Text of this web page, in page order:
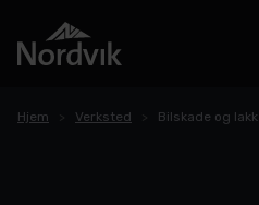
Hjem Verksted Bilskade og lakk